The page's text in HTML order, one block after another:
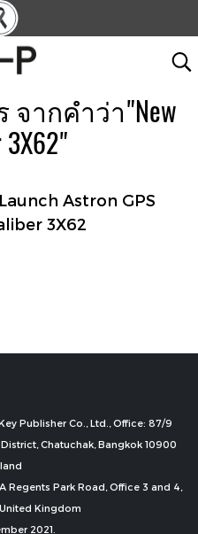
ากคำว่า"New
3X62"
Astron GPS
3X62
Publisher Co., Ltd., Office: 87/9
Chatuchak, Bangkok 10900
Regents Park Road, Office 3 and 4,
Kingdom
2021.